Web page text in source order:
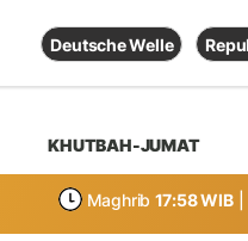
Deutsche Welle
KHUTBAH-JUMAT
Maghrib 17:58 WIB